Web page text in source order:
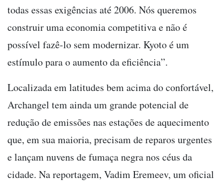
todas essas exigências até 2006. Nós queremos
construir uma economia competitiva e não é
possível fazê-lo sem modernizar. Kyoto é um
estímulo para o aumento da eficiência”.
Localizada em latitudes bem acima do confortável,
Archangel tem ainda um grande potencial de
redução de emissões nas estações de aquecimento
que, em sua maioria, precisam de reparos urgentes
e lançam nuvens de fumaça negra nos céus da
cidade. Na reportagem, Vadim Eremeev, um oficial